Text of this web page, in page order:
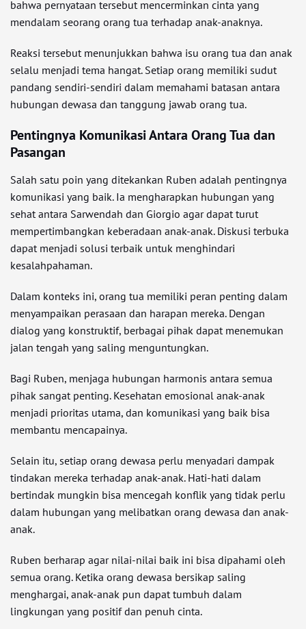
bahwa pernyataan tersebut mencerminkan cinta yang
mendalam seorang orang tua terhadap anak-anaknya.
Reaksi tersebut menunjukkan bahwa isu orang tua dan anak
selalu menjadi tema hangat. Setiap orang memiliki sudut
pandang sendiri-sendiri dalam memahami batasan antara
hubungan dewasa dan tanggung jawab orang tua.
Pentingnya Komunikasi Antara Orang Tua dan
Pasangan
Salah satu poin yang ditekankan Ruben adalah pentingnya
komunikasi yang baik. Ia mengharapkan hubungan yang
sehat antara Sarwendah dan Giorgio agar dapat turut
mempertimbangkan keberadaan anak-anak. Diskusi terbuka
dapat menjadi solusi terbaik untuk menghindari
kesalahpahaman.
Dalam konteks ini, orang tua memiliki peran penting dalam
menyampaikan perasaan dan harapan mereka. Dengan
dialog yang konstruktif, berbagai pihak dapat menemukan
jalan tengah yang saling menguntungkan.
Bagi Ruben, menjaga hubungan harmonis antara semua
pihak sangat penting. Kesehatan emosional anak-anak
menjadi prioritas utama, dan komunikasi yang baik bisa
membantu mencapainya.
Selain itu, setiap orang dewasa perlu menyadari dampak
tindakan mereka terhadap anak-anak. Hati-hati dalam
bertindak mungkin bisa mencegah konflik yang tidak perlu
dalam hubungan yang melibatkan orang dewasa dan anak-
anak.
Ruben berharap agar nilai-nilai baik ini bisa dipahami oleh
semua orang. Ketika orang dewasa bersikap saling
menghargai, anak-anak pun dapat tumbuh dalam
lingkungan yang positif dan penuh cinta.